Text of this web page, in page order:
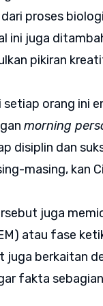
proses
ini juga
pikiran
orang ini
morning
disiplin dan
masing, kan
juga
atau fase
juga berkaitan
fakta